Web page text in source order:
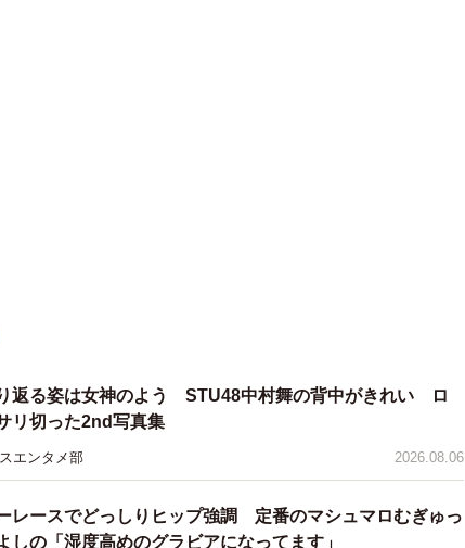
返る姿は女神のよう STU48中村舞の背中がきれい ロ
リ切った2nd写真集
エンタメ部 2026.08.06
レースでどっしりヒップ強調 定番のマシュマロむぎゅっ
の「湿度高めのグラビアになってます」